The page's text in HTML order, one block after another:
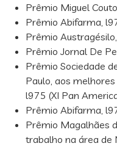
Prêmio Miguel
Prêmio Abifarma,
Prêmio
Prêmio Jornal De
Prêmio Sociedade
Paulo, aos
l975 (XI Pan
Prêmio Abifarma,
Prêmio Magalhães
trabalho na área de